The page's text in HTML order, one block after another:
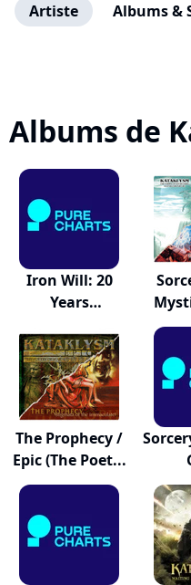
Artiste Albums &
Albums de
Iron Will: 20
Years
The Prophecy /
Epic (The Poet...